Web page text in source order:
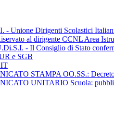
- Unione Dirigenti Scolastici
al dirigente CCNL Area
- Il Consiglio di Stato
e SGB
STAMPA OO.SS.: Decreto
UNITARIO Scuola: